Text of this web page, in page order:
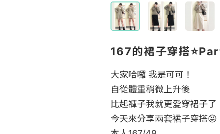
167的裙子穿搭
大家哈囉 我是可可！
自從體重稍微上升後
比起褲子我就更愛穿裙子了
今天來分享兩套裙子穿搭😝